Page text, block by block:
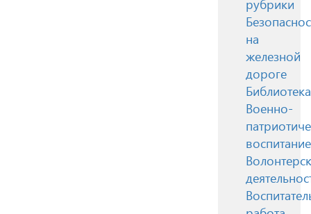
рубрики
на
железной
дороге
Библиотека
Военно-
воспитание